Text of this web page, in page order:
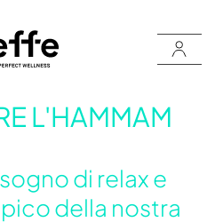
L'HAMMAM
di relax e
della nostra